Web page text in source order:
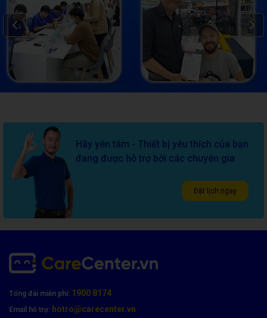
Next
Prev
Hãy yên tâm - Thiết bị yêu thích của bạn
đang được hỗ trợ bởi các chuyên gia
Đặt lịch ngay
Tổng đài miễn phí: 1900 8174
Email hỗ trợ: hotro@carecenter.vn